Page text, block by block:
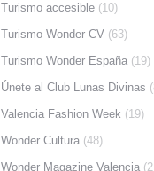
Turismo accesible (10)
Turismo Wonder CV (63)
Turismo Wonder España (19)
Únete al Club Lunas Divinas
Valencia Fashion Week (19)
Wonder Cultura (48)
Wonder Magazine Valencia